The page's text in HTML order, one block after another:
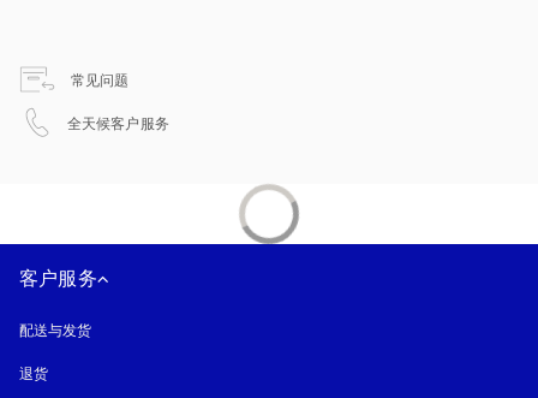
常见问题
全天候客户服务
客户服务
配送与发货
退货